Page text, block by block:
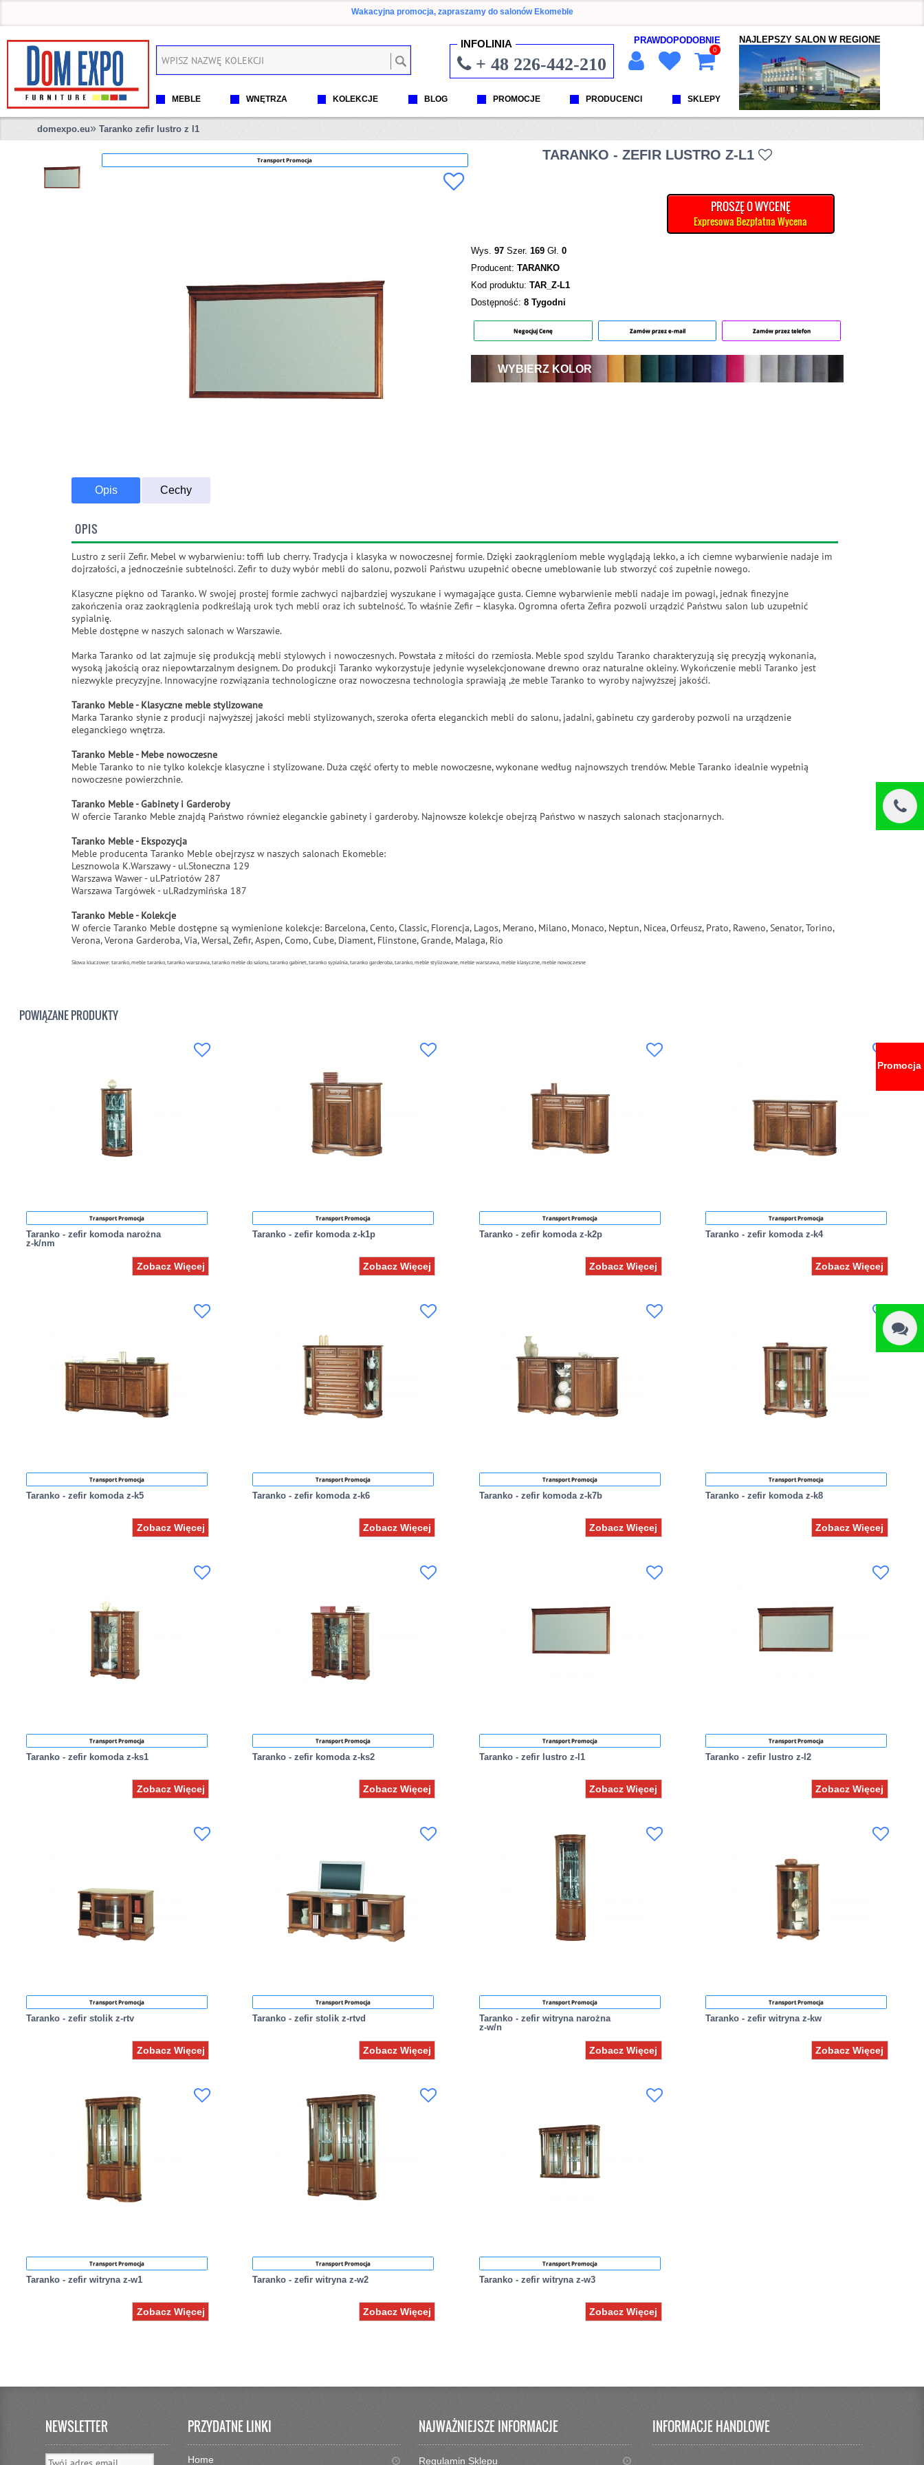
Wakacyjna promocja, zapraszamy do salonów Ekomeble
INFOLINIA
+ 48 226-442-210
PRAWDOPODOBNIE
0
MEBLE WNĘTRZA KOLEKCJE BLOG PROMOCJE PRODUCENCI SKLEPY
NAJLEPSZY SALON W REGIONE
domexpo.eu» Taranko zefir lustro z l1
Transport Promocja TARANKO - ZEFIR LUSTRO Z-L1
PROSZĘ O WYCENĘ
Expresowa Bezpłatna Wycena
Wys.97 Szer.169 Gł.0
Producent:TARANKO
Kod produktu:TAR_Z-L1
Dostępność:8 Tygodni
Negocjuj Cenę Zamów przez e-mail Zamów przez telefon
WYBIERZ KOLOR
Opis Cechy
OPIS
Lustro z serii Zefir. Mebel w wybarwieniu: toffi lub cherry. Tradycja i klasyka w nowoczesnej formie. Dzięki zaokrągleniom meble wyglądają lekko, a ich ciemne wybarwienie nadaje im
dojrzałości, a jednocześnie subtelności. Zefir to duży wybór mebli do salonu, pozwoli Państwu uzupełnić obecne umeblowanie lub stworzyć coś zupełnie nowego.
Klasyczne piękno od Taranko. W swojej prostej formie zachwyci najbardziej wyszukane i wymagające gusta. Ciemne wybarwienie mebli nadaje im powagi, jednak finezyjne
zakończenia oraz zaokrąglenia podkreślają urok tych mebli oraz ich subtelność. To właśnie Zefir – klasyka. Ogromna oferta Zefira pozwoli urządzić Państwu salon lub uzupełnić
sypialnię.
Meble dostępne w naszych salonach w Warszawie.
Marka Taranko od lat zajmuje się produkcją mebli stylowych i nowoczesnych. Powstała z miłości do rzemiosła. Meble spod szyldu Taranko charakteryzują się precyzją wykonania,
wysoką jakością oraz niepowtarzalnym designem. Do produkcji Taranko wykorzystuje jedynie wyselekcjonowane drewno oraz naturalne okleiny. Wykończenie mebli Taranko jest
niezwykle precyzyjne. Innowacyjne rozwiązania technologiczne oraz nowoczesna technologia sprawiają ,że meble Taranko to wyroby najwyższej jakośći.
Taranko Meble - Klasyczne meble stylizowane
Marka Taranko słynie z producji najwyższej jakości mebli stylizowanych, szeroka oferta eleganckich mebli do salonu, jadalni, gabinetu czy garderoby pozwoli na urządzenie
eleganckiego wnętrza.
Taranko Meble - Mebe nowoczesne
Meble Taranko to nie tylko kolekcje klasyczne i stylizowane. Duża część oferty to meble nowoczesne, wykonane według najnowszych trendów. Meble Taranko idealnie wypełnią
nowoczesne powierzchnie.
Taranko Meble - Gabinety i Garderoby
W ofercie Taranko Meble znajdą Państwo również eleganckie gabinety i garderoby. Najnowsze kolekcje obejrzą Państwo w naszych salonach stacjonarnych.
Taranko Meble - Ekspozycja
Meble producenta Taranko Meble obejrzysz w naszych salonach Ekomeble:
Lesznowola K.Warszawy - ul.Słoneczna 129
Warszawa Wawer - ul.Patriotów 287
Warszawa Targówek - ul.Radzymińska 187
Taranko Meble - Kolekcje
W ofercie Taranko Meble dostępne są wymienione kolekcje: Barcelona, Cento, Classic, Florencja, Lagos, Merano, Milano, Monaco, Neptun, Nicea, Orfeusz, Prato, Raweno, Senator, Torino,
Verona, Verona Garderoba, Via, Wersal, Zefir, Aspen, Como, Cube, Diament, Flinstone, Grande, Malaga, Rio
Słowa kluczowe: taranko, meble taranko, taranko warszawa, taranko meble do salonu, taranko gabinet, taranko sypialnia, taranko garderoba, taranko, meble stylizowane, meble warszawa, meble klasyczne, meble nowoczesne
POWIĄZANE PRODUKTY
Transport Promocja
Taranko - zefir komoda narożna
z-k/nm
Zobacz Więcej
Transport Promocja
Taranko - zefir komoda z-k1p
Zobacz Więcej
Transport Promocja
Taranko - zefir komoda z-k2p
Zobacz Więcej
Transport Promocja
Taranko - zefir komoda z-k4
Zobacz Więcej
Transport Promocja
Taranko - zefir komoda z-k5
Zobacz Więcej
Transport Promocja
Taranko - zefir komoda z-k6
Zobacz Więcej
Transport Promocja
Taranko - zefir komoda z-k7b
Zobacz Więcej
Transport Promocja
Taranko - zefir komoda z-k8
Zobacz Więcej
Transport Promocja
Taranko - zefir komoda z-ks1
Zobacz Więcej
Transport Promocja
Taranko - zefir komoda z-ks2
Zobacz Więcej
Transport Promocja
Taranko - zefir lustro z-l1
Zobacz Więcej
Transport Promocja
Taranko - zefir lustro z-l2
Zobacz Więcej
Transport Promocja
Taranko - zefir stolik z-rtv
Zobacz Więcej
Transport Promocja
Taranko - zefir stolik z-rtvd
Zobacz Więcej
Transport Promocja
Taranko - zefir witryna narożna
z-w/n
Zobacz Więcej
Transport Promocja
Taranko - zefir witryna z-kw
Zobacz Więcej
Transport Promocja
Taranko - zefir witryna z-w1
Zobacz Więcej
Transport Promocja
Taranko - zefir witryna z-w2
Zobacz Więcej
Transport Promocja
Taranko - zefir witryna z-w3
Zobacz Więcej
Promocja
NEWSLETTER PRZYDATNE LINKI
Home
NAJWAŻNIEJSZE INFORMACJE
Regulamin Sklepu
INFORMACJE HANDLOWE